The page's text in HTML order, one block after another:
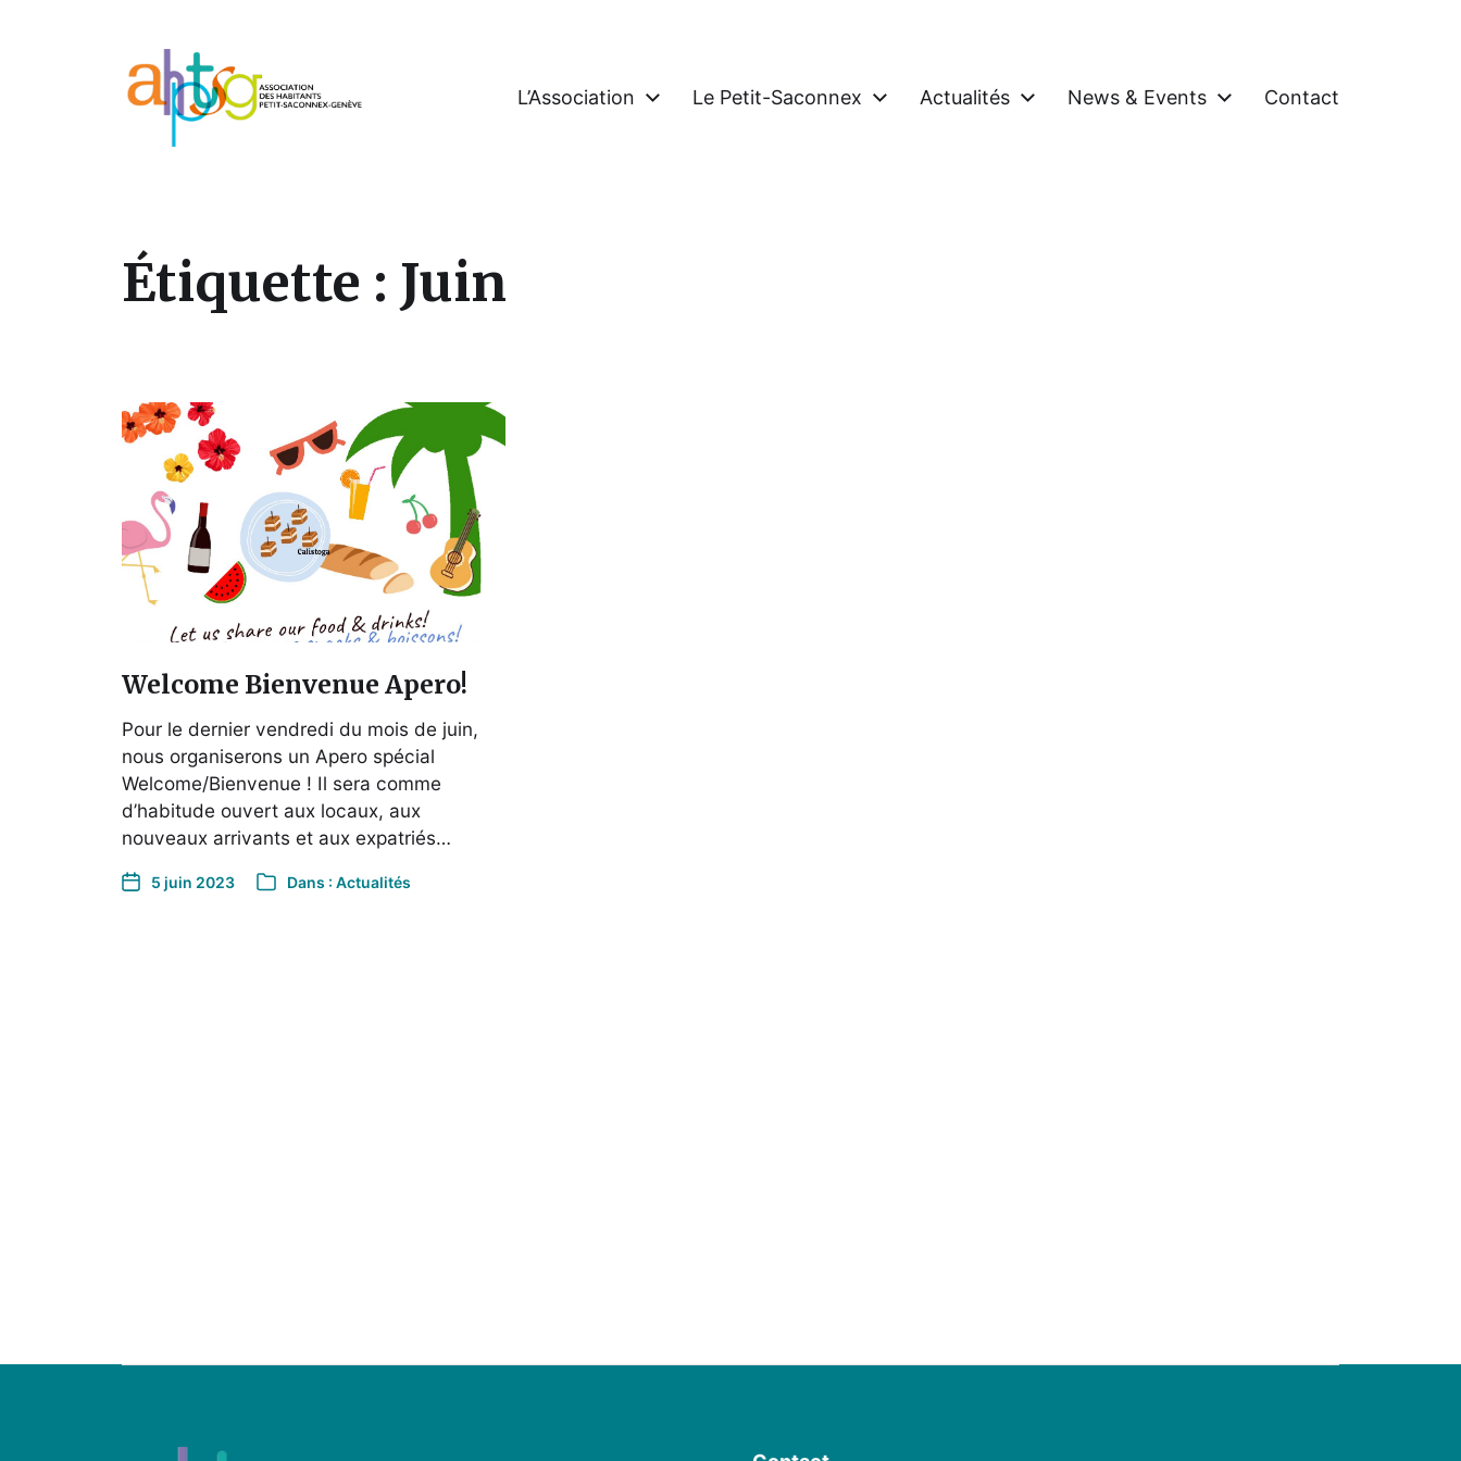
Association des habitants du Petit-Saconnex Genève
L’Association Le Petit-Saconnex Actualités News & Events Contact
Étiquette : Juin
Welcome Bienvenue Apero!
Pour le dernier vendredi du mois de juin,
nous organiserons un Apero spécial
Welcome/Bienvenue ! Il sera comme
d’habitude ouvert aux locaux, aux
nouveaux arrivants et aux expatriés…
5 juin 2023 Dans : Actualités